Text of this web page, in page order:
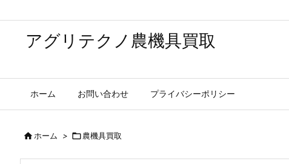
アグリテクノ農機具買取
ホーム お問い合わせ プライバシーポリシー
ホーム > 農機具買取